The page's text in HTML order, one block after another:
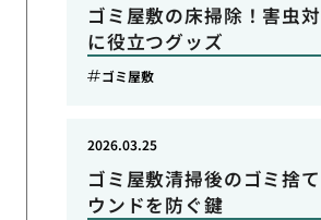
ゴミ屋敷の床掃除！害虫
に役立つグッズ
ゴミ屋敷
ゴミ屋敷清掃後のゴミ捨
ウンドを防ぐ鍵
2026.03.25